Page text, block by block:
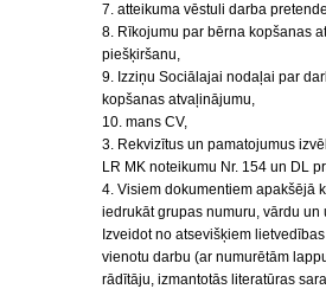
7. atteikuma vēstuli darba
8. Rīkojumu par bērna kopšanas
piešķiršanu,
9. Izziņu Sociālajai nodaļai par
kopšanas atvaļinājumu,
10. mans CV,
3. Rekvizītus un pamatojumus
LR MK noteikumu Nr. 154 un DL
4. Visiem dokumentiem apakšējā
iedrukāt grupas numuru, vārdu un
Izveidot no atsevišķiem
vienotu darbu (ar numurētām
rādītāju, izmantotās literatūras